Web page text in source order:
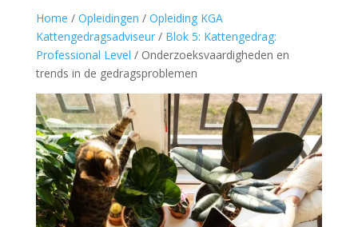
Home / Opleidingen / Opleiding KGA
Kattengedragsadviseur/ Blok 5: Kattengedrag:
Professional Level / Onderzoeksvaardigheden en
trends in de gedragsproblemen